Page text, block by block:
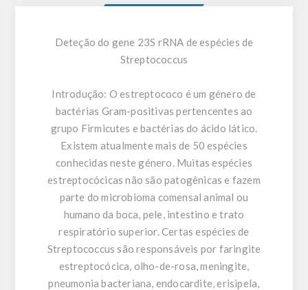
Deteção do gene 23S rRNA de espécies de
Streptococcus
Introdução: O estreptococo é um género de
bactérias Gram-positivas pertencentes ao
grupo Firmicutes e bactérias do ácido lático.
Existem atualmente mais de 50 espécies
conhecidas neste género. Muitas espécies
estreptocócicas não são patogênicas e fazem
parte do microbioma comensal animal ou
humano da boca, pele, intestino e trato
respiratório superior. Certas espécies de
Streptococcus são responsáveis por faringite
estreptocócica, olho-de-rosa, meningite,
pneumonia bacteriana, endocardite, erisipela,